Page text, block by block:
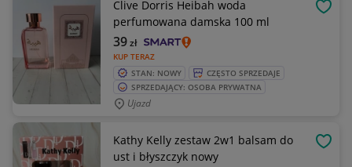
Clive Dorris Heibah woda
perfumowana damska 100 ml
KUP TERAZ
39zł
STAN: NOWY
CZĘSTO SPRZEDAJE
SPRZEDAJĄCY: OSOBA PRYWATNA
Ujazd
Kathy Kelly zestaw 2w1 balsam do
ust i błyszczyk nowy